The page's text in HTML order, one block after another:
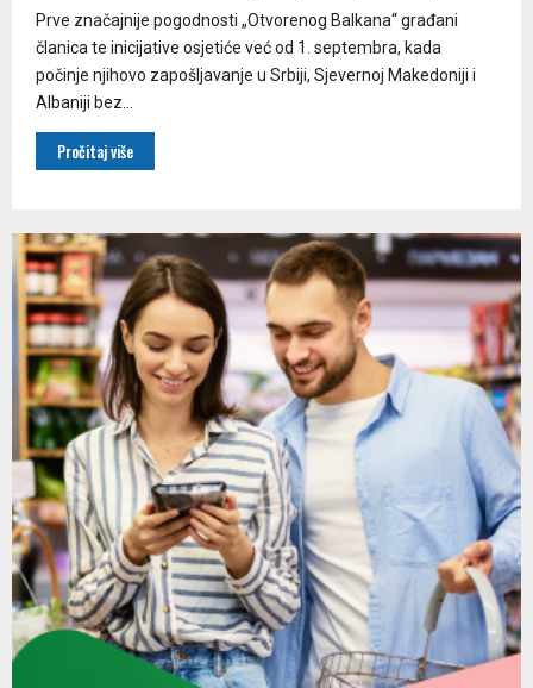
Prve značajnije pogodnosti „Otvorenog Balkana“ građani
članica te inicijative osjetiće već od 1. septembra, kada
počinje njihovo zapošljavanje u Srbiji, Sjevernoj Makedoniji i
Albaniji bez...
Pročitaj više